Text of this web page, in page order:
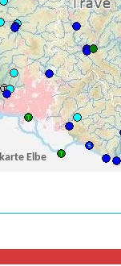
Elbe